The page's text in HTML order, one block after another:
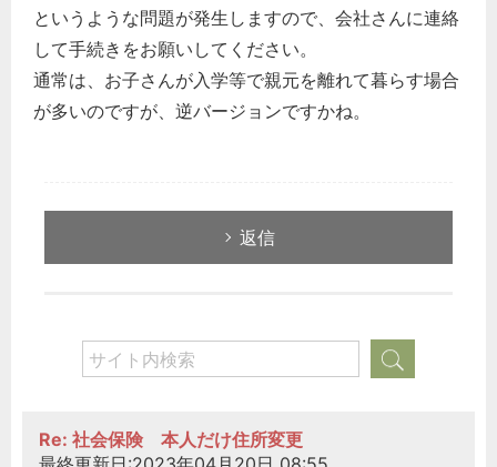
というような問題が発生しますので、会社さんに連絡
して手続きをお願いしてください。
通常は、お子さんが入学等で親元を離れて暮らす場合
が多いのですが、逆バージョンですかね。
返信
Re: 社会保険 本人だけ住所変更